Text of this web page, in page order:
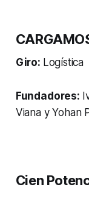
Giro: Logística
Fundadores:
Viana y Yohan
Cien